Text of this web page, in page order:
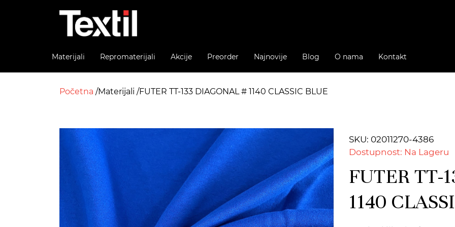
Materijali Repromaterijali Akcije Preorder Najnovije Blog O nama Kontakt
Početna Materijali FUTER TT-133 DIAGONAL # 1140 CLASSIC BLUE
SKU: 02011270-4386
Dostupnost: Na Lageru
FUTER TT-
1140